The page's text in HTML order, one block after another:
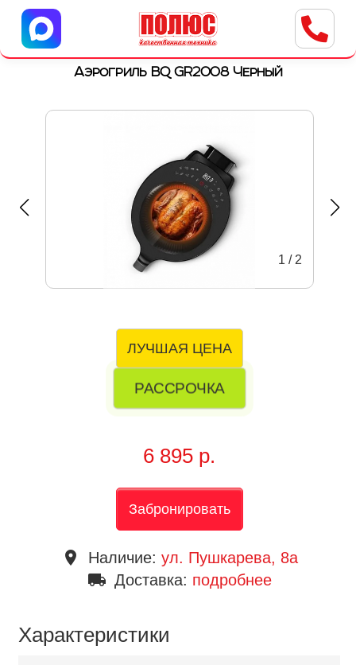
Центр бытовой техники
г. Ульяновск, ул. Пушкарева, 8a
Аэрогриль BQ GR2008 Черный
1 / 2
ЛУЧШАЯ ЦЕНА
РАССРОЧКА
6 895 р.
Забронировать
place Наличие: ул. Пушкарева, 8a
local_shipping Доставка: подробнее
Характеристики